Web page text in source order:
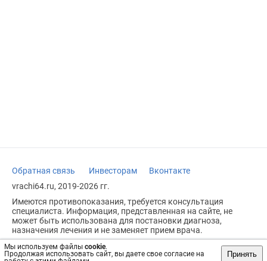
Мы используем файлы cookie.
Продолжая использовать сайт, вы даете свое согласие на
Принять
Обратная связь Инвесторам
Вконтакте
vrachi64.ru, 2019-2026 гг.
Имеются противопоказания, требуется консультация
специалиста. Информация, представленная на сайте, не
может быть использована для постановки диагноза,
назначения лечения и не заменяет прием врача.
Возрастное ограничение: 18+